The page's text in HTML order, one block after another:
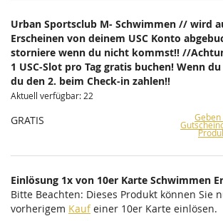
Urban Sportsclub M- Schwimmen // wird
Erscheinen von deinem USC Konto
storniere wenn du nicht kommst!! //
1 USC-Slot pro Tag gratis buchen! Wenn
du den 2. beim Check-in zahlen!!
Aktuell verfügbar: 22
GRATIS Geben
Einlösung 1x von 10er Karte Schwimmen
Bitte Beachten: Dieses Produkt können Sie
vorherigem Kaufeiner 10er Karte einlösen.